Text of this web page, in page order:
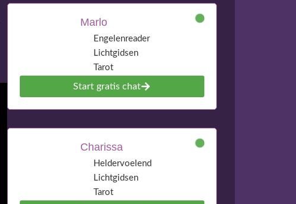
Marlo
Engelenreader
Lichtgidsen
Tarot
Start gratis chat
Charissa
Heldervoelend
Lichtgidsen
Tarot